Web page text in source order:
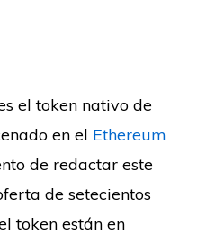
el token nativo de
en el Ethereum
de redactar este
de setecientos
token están en